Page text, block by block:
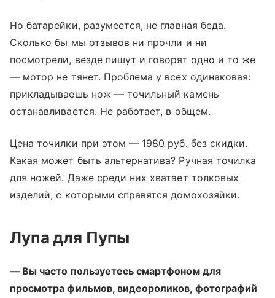
Но батарейки, разумеется, не главная беда.
Сколько бы мы отзывов ни прочли и ни
посмотрели, везде пишут и говорят одно и то же
— мотор не тянет. Проблема у всех одинаковая:
прикладываешь нож — точильный камень
останавливается. Не работает, в общем.
Цена точилки при этом — 1980 руб. без скидки.
Какая может быть альтернатива? Ручная точилка
для ножей. Даже среди них хватает толковых
изделий, с которыми справятся домохозяйки.
Лупа для Пупы
— Вы часто пользуетесь смартфоном для
просмотра фильмов, видеороликов, фотографий